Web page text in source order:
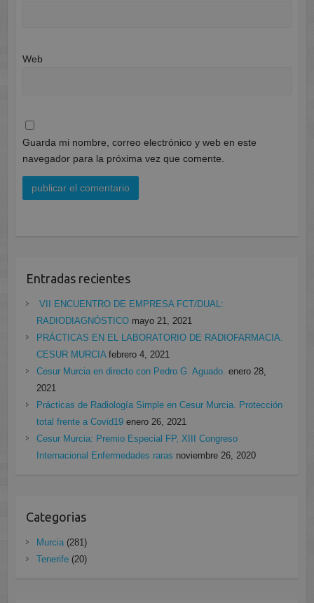
Web
Guarda mi nombre, correo electrónico y web en este
navegador para la próxima vez que comente.
Entradas recientes
VII ENCUENTRO DE EMPRESA FCT/DUAL:
RADIODIAGNÓSTICO mayo 21, 2021
PRÁCTICAS EN EL LABORATORIO DE RADIOFARMACIA.
CESUR MURCIA febrero 4, 2021
Cesur Murcia en directo con Pedro G. Aguado. enero 28,
2021
Prácticas de Radiología Simple en Cesur Murcia. Protección
total frente a Covid19 enero 26, 2021
Cesur Murcia: Premio Especial FP, XIII Congreso
Internacional Enfermedades raras noviembre 26, 2020
Categorias
Murcia(281)
Tenerife(20)